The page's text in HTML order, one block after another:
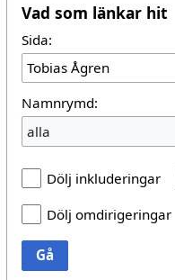
Vad som länkar hit
Sida:
Namnrymd:
alla
Dölj inkluderingar
Dölj omdirigeringar
Gå